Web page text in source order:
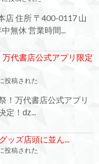
店 住所 〒400-0117 山
無休 営業時間...
代書店公式アプリ限定
投稿された
万代書店公式アプリ
定！ǳ...
ッズ店頭に並ん...
投稿された